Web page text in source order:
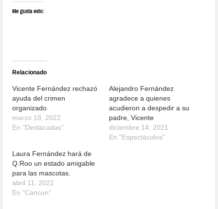
Me gusta esto:
Relacionado
Vicente Fernández rechazó
ayuda del crimen
organizado
marzo 18, 2022
En "Destacadas"
Alejandro Fernández
agradece a quienes
acudieron a despedir a su
padre, Vicente
diciembre 14, 2021
En "Espectáculos"
Laura Fernández hará de
Q.Roo un estado amigable
para las mascotas.
abril 11, 2022
En "Cancun"